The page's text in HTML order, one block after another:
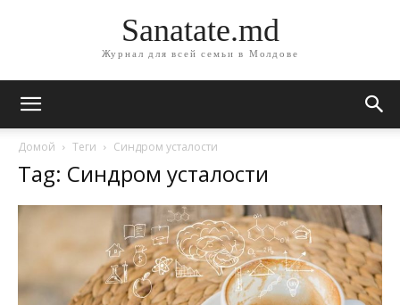
Sanatate.md
Журнал для всей семьи в Молдове
Домой Теги Синдром усталости
Tag: Синдром усталости